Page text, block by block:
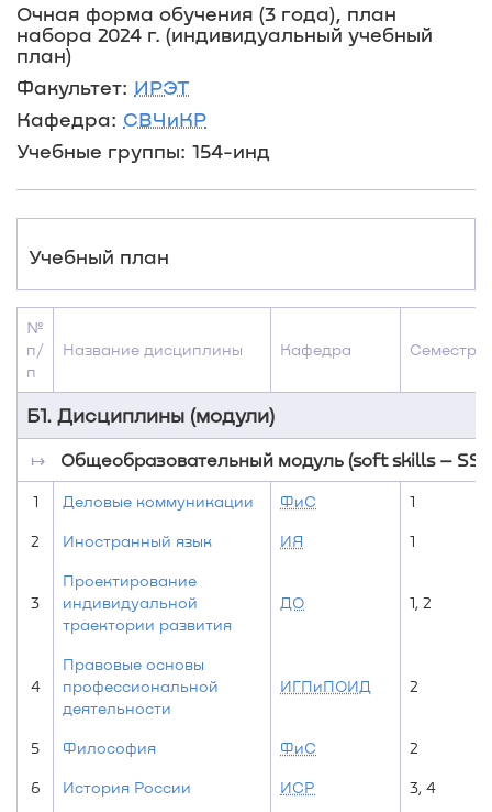
Очная форма обучения (3 года), план
набора 2024 г. (индивидуальный учебный
план)
Факультет: ИРЭТ
Кафедра: СВЧиКР
Учебные группы: 154-инд
Учебный план
№
п/
п
Название дисциплины Кафедра Семестры
Б1. Дисциплины (модули)
↦ Общеобразовательный модуль (soft skills – SS)
1 Деловые коммуникации ФиС 1
2 Иностранный язык ИЯ 1
3
Проектирование
индивидуальной
траектории развития
ДО 1, 2
4
Правовые основы
профессиональной
деятельности
ИГПиПОИД 2
5 Философия ФиС 2
6 История России ИСР 3, 4